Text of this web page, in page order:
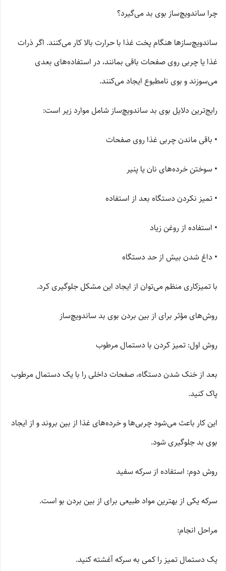
چرا ساندویچ‌ساز بوی بد می‌گیرد؟
ساندویچ‌سازها هنگام پخت غذا با حرارت بالا کار می‌کنند. اگر ذرات
غذا یا چربی روی صفحات باقی بمانند، در استفاده‌های بعدی
می‌سوزند و بوی نامطبوع ایجاد می‌کنند.
رایج‌ترین دلایل بوی بد ساندویچ‌ساز شامل موارد زیر است:
• باقی ماندن چربی غذا روی صفحات
• سوختن خرده‌های نان یا پنیر
• تمیز نکردن دستگاه بعد از استفاده
• استفاده از روغن زیاد
• داغ شدن بیش از حد دستگاه
با تمیزکاری منظم می‌توان از ایجاد این مشکل جلوگیری کرد.
روش‌های مؤثر برای از بین بردن بوی بد ساندویچ‌ساز
روش اول: تمیز کردن با دستمال مرطوب
بعد از خنک شدن دستگاه، صفحات داخلی را با یک دستمال مرطوب
پاک کنید.
این کار باعث می‌شود چربی‌ها و خرده‌های غذا از بین بروند و از ایجاد
بوی بد جلوگیری شود.
روش دوم: استفاده از سرکه سفید
سرکه یکی از بهترین مواد طبیعی برای از بین بردن بو است.
مراحل انجام:
یک دستمال تمیز را کمی به سرکه آغشته کنید.